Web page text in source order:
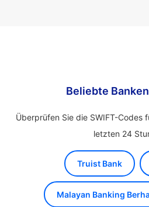
Beliebte
Überprüfen Sie die SWIFT-Codes
letzten 24
Truist Bank
Malayan Banking